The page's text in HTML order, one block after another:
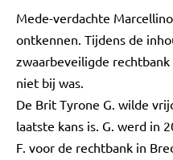
Mede-verdachte
ontkennen. Tijdens de
zwaarbeveiligde
niet bij was.
De Brit Tyrone G. wilde
laatste kans is. G. werd in
F. voor de rechtbank in